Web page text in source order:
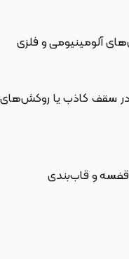
آلومینیومی و فلزی
در سقف کاذب یا روکش‌های
و قاب‌بندی